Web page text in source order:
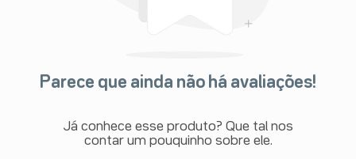
Parece que ainda não há avaliações!
Já conhece esse produto? Que tal nos
contar um pouquinho sobre ele.